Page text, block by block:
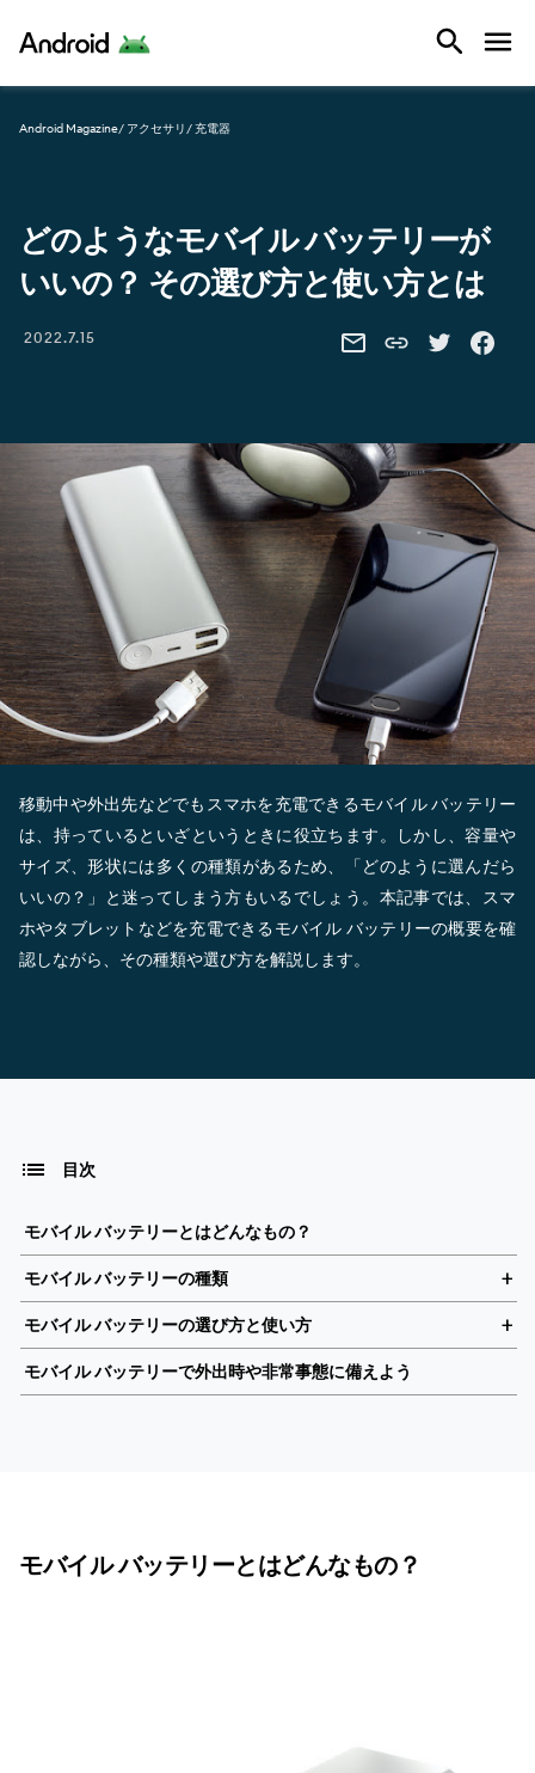
Android
Android Magazine/ アクセサリ/ 充電器
どのようなモバイル バッテリーが
いいの？ その選び方と使い方とは
2022.7.15 SHARE THIS VIA EMAIL
Share this link
SHARE THIS
SHARE
移動中や外出先などでもスマホを充電できるモバイル バッテリー
は、持っているといざというときに役立ちます。しかし、容量や
サイズ、形状には多くの種類があるため、「どのように選んだら
いいの？」と迷ってしまう方もいるでしょう。本記事では、スマ
ホやタブレットなどを充電できるモバイル バッテリーの概要を確
認しながら、その種類や選び方を解説します。
目次
モバイル バッテリーとはどんなもの？
モバイル バッテリーの種類
モバイル バッテリーの選び方と使い方
モバイル バッテリーで外出時や非常事態に備えよう
モバイル バッテリーとはどんなもの？